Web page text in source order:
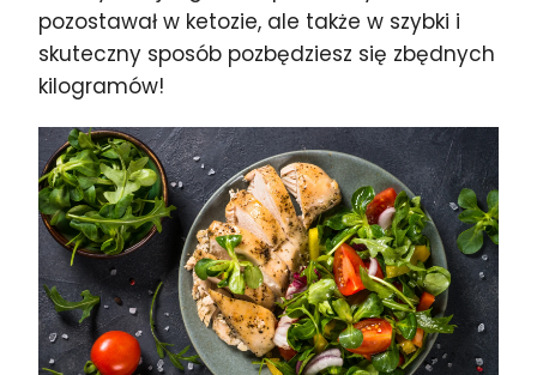
pozostawał w ketozie, ale także w szybki i
skuteczny sposób pozbędziesz się zbędnych
kilogramów!